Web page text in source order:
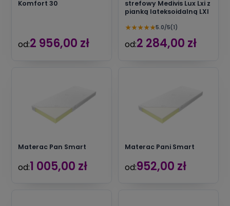
Komfort 30
od:2 956,00 zł
strefowy Medivis Lux Lxi z
pianką lateksoidalną LXI
★★★★★5.0/5(1)
od:2 284,00 zł
Materac Pan Smart
od:1 005,00 zł
Materac Pani Smart
od:952,00 zł